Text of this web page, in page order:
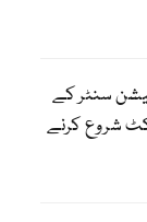
سنٹر کے
شروع کرنے